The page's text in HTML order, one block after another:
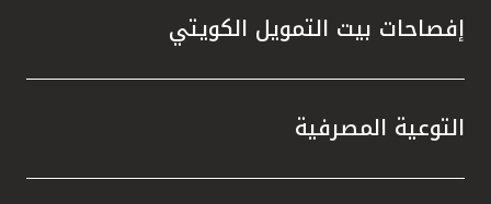
إفصاحات بيت التمويل الكويتي
التوعية المصرفية